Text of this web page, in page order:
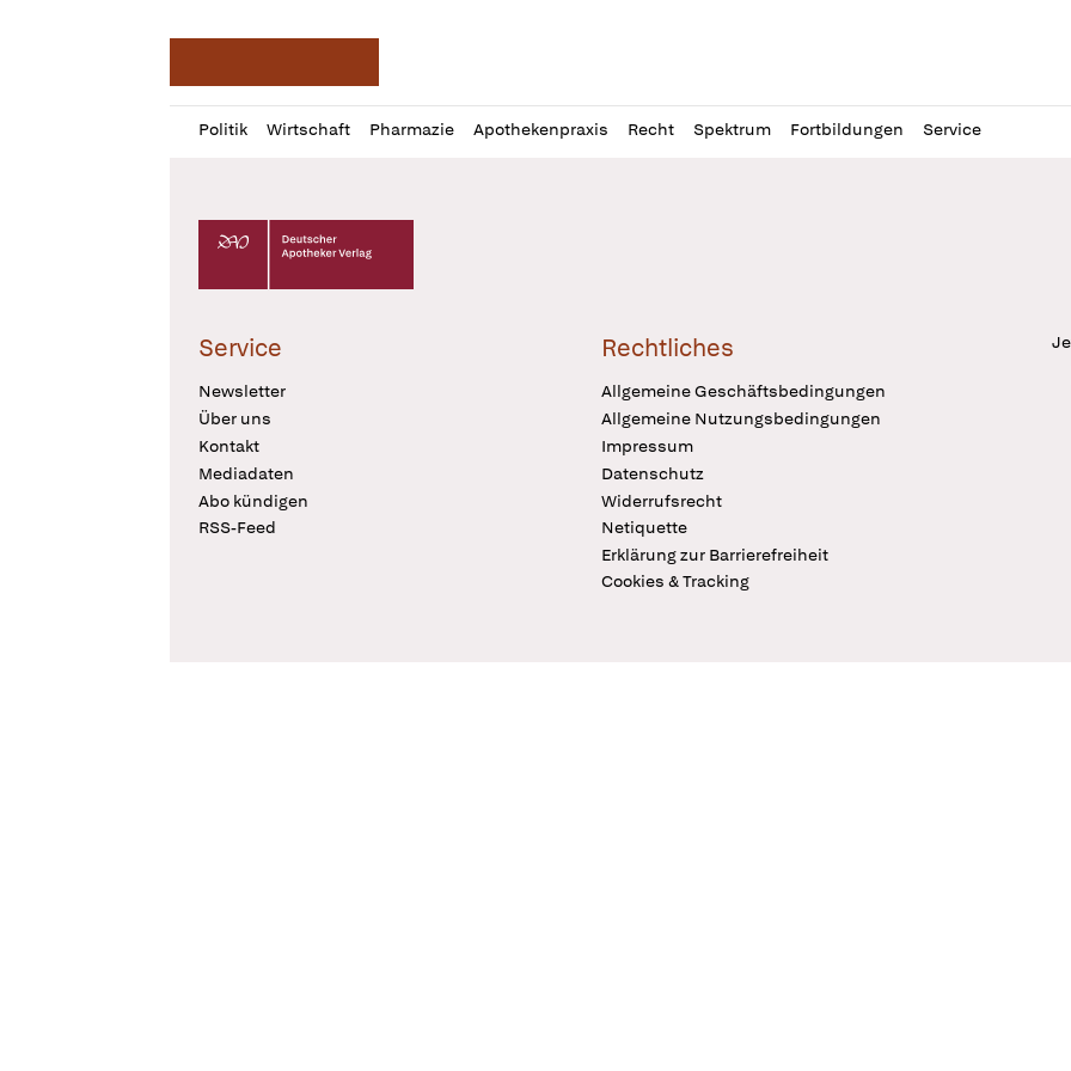
Politik Wirtschaft Pharmazie Apothekenpraxis Recht Spektrum Fortbildungen Service
Profil
öffnen
Daz
Pur
Deutscher Apotheker Verlag Logo
Service
Newsletter
Über uns
Kontakt
Mediadaten
Abo kündigen
RSS-Feed
Rechtliches
Allgemeine Geschäftsbedingungen
Allgemeine Nutzungsbedingungen
Impressum
Datenschutz
Widerrufsrecht
Netiquette
Erklärung zur Barrierefreiheit
Cookies & Tracking